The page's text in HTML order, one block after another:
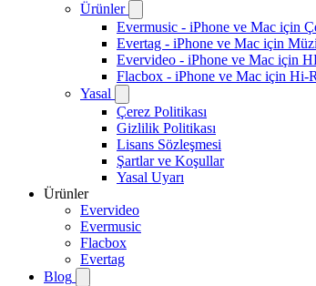
Ürünler
Evermusic - iPhone ve Mac için
Evertag - iPhone ve Mac için
Evervideo - iPhone ve Mac için
Flacbox - iPhone ve Mac için Hi-
Yasal
Çerez Politikası
Gizlilik Politikası
Lisans Sözleşmesi
Şartlar ve Koşullar
Yasal Uyarı
Ürünler
Evervideo
Evermusic
Flacbox
Evertag
Blog